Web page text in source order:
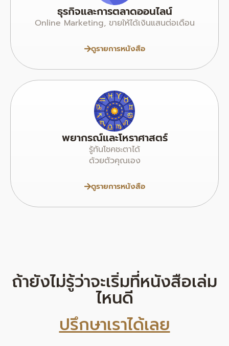
ธุรกิจและการตลาดออนไลน์
Online Marketing, ขายให้ได้เงินแสนต่อเดือน
ดูรายการหนังสือ
พยากรณ์และโหราศาสตร์
รู้ทันโชคชะตาได้
ด้วยตัวคุณเอง
ดูรายการหนังสือ
ถ้ายังไม่รู้ว่าจะเริ่มที่หนังสือเล่ม
ไหนดี
ปรึกษาเราได้เลย